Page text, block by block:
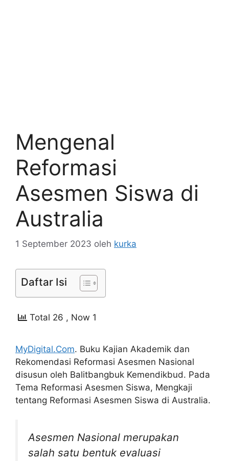
Mengenal
Reformasi
Asesmen Siswa di
Australia
1 September 2023 oleh kurka
Daftar Isi
Total 26 , Now 1
MyDigital.Com. Buku Kajian Akademik dan
Rekomendasi Reformasi Asesmen Nasional
disusun oleh Balitbangbuk Kemendikbud. Pada
Tema Reformasi Asesmen Siswa, Mengkaji
tentang Reformasi Asesmen Siswa di Australia.
Asesmen Nasional merupakan
salah satu bentuk evaluasi